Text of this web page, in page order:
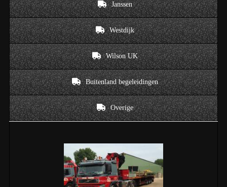
Janssen
Westdijk
Wilson UK
Buitenland begeleidingen
Overige